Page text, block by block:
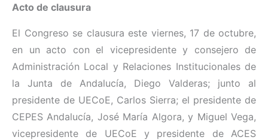
Acto de clausura
El Congreso se clausura este viernes, 17 de octubre,
en un acto con el vicepresidente y consejero de
Administración Local y Relaciones Institucionales de
la Junta de Andalucía, Diego Valderas; junto al
presidente de UECoE, Carlos Sierra; el presidente de
CEPES Andalucía, José María Algora, y Miguel Vega,
vicepresidente de UECoE y presidente de ACES